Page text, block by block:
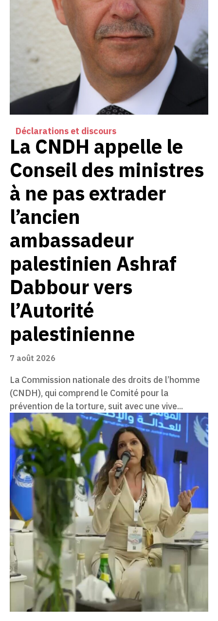
Déclarations et discours
La CNDH appelle le
Conseil des ministres
à ne pas extrader
l’ancien
ambassadeur
palestinien Ashraf
Dabbour vers
l’Autorité
palestinienne
7 août 2026
La Commission nationale des droits de l’homme
(CNDH), qui comprend le Comité pour la
prévention de la torture, suit avec une vive...